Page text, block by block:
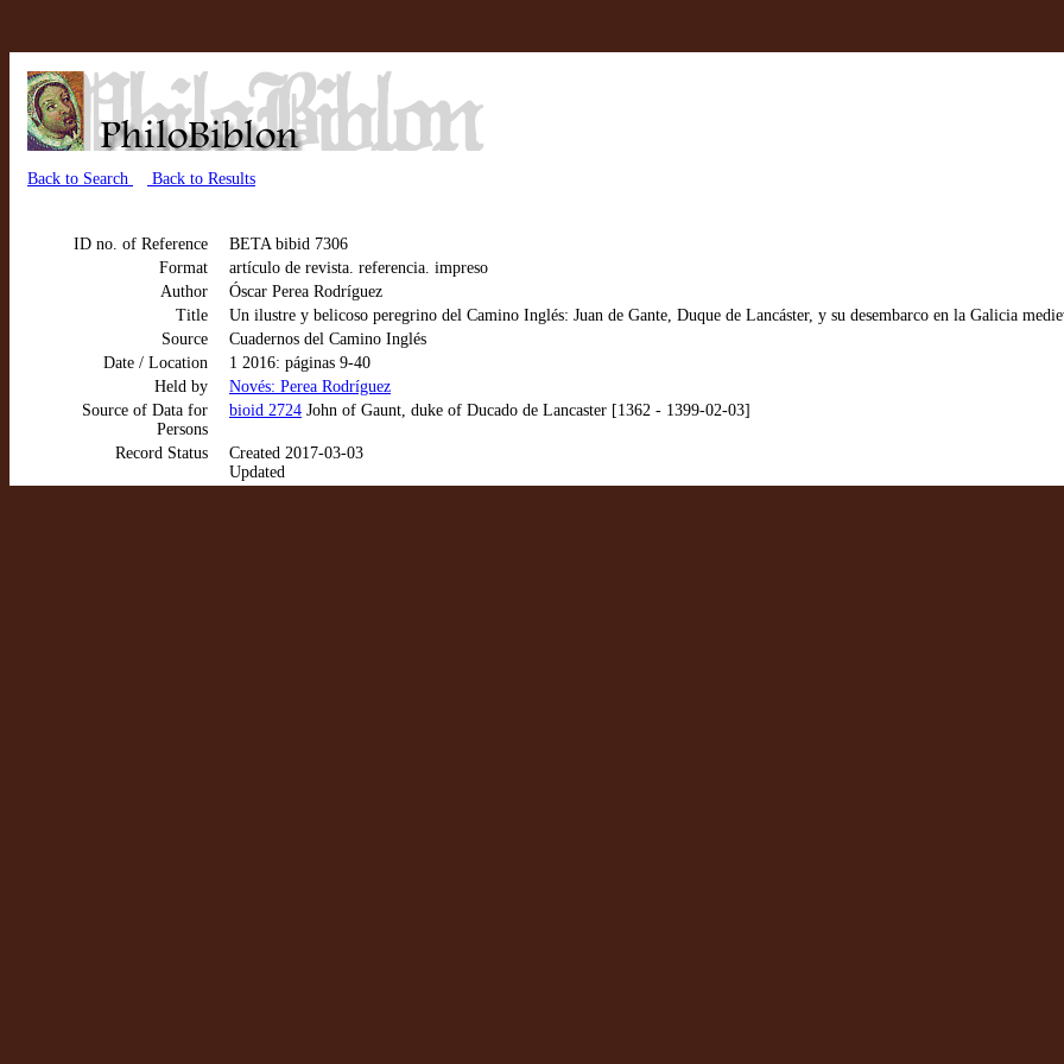
Back to Search Back to Results
ID no. of Reference
BETA bibid 7306
Format
artículo de revista. referencia. impreso
Author
Óscar Perea Rodríguez
Title
Un ilustre y belicoso peregrino del Camino Inglés: Juan de Gante, Duque de Lancáster, y su desembarco en la Galicia
Source
Cuadernos del Camino Inglés
Date / Location
1 2016: páginas 9-40
Held by
Novés: Perea Rodríguez
Source of Data for
Persons
bioid 2724 John of Gaunt, duke of Ducado de Lancaster [1362 - 1399-02-03]
Record Status
Created 2017-03-03
Updated